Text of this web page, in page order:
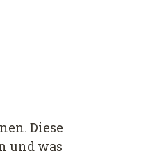
Diese
und was